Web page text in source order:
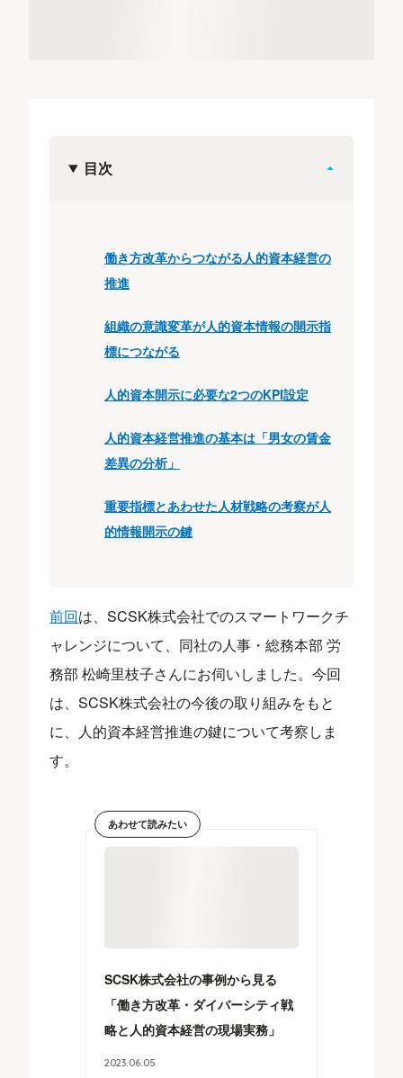
目次
働き方改革からつながる人的資本経営の
推進
組織の意識変革が人的資本情報の開示指
標につながる
人的資本開示に必要な2つのKPI設定
人的資本経営推進の基本は「男女の賃金
差異の分析」
重要指標とあわせた人材戦略の考察が人
的情報開示の鍵
前回は、SCSK株式会社でのスマートワークチ
ャレンジについて、同社の人事・総務本部 労
務部 松崎里枝子さんにお伺いしました。今回
は、SCSK株式会社の今後の取り組みをもと
に、人的資本経営推進の鍵について考察しま
す。
あわせて読みたい
SCSK株式会社の事例から見る
「働き方改革・ダイバーシティ戦
略と人的資本経営の現場実務」
2023.06.05